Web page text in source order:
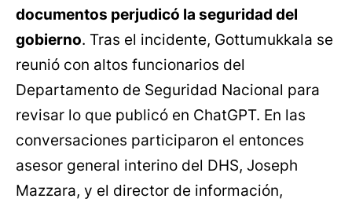
documentos perjudicó la seguridad del
gobierno. Tras el incidente, Gottumukkala se
reunió con altos funcionarios del
Departamento de Seguridad Nacional para
revisar lo que publicó en ChatGPT. En las
conversaciones participaron el entonces
asesor general interino del DHS, Joseph
Mazzara, y el director de información,